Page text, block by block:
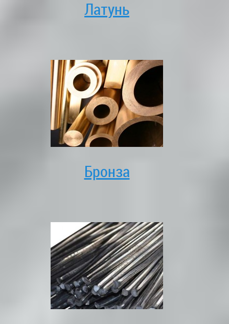
Латунь
Бронза